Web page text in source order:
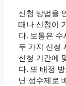
신청 방법을
때나 신청이
다. 보통은
두 가지 신청
신청 기간에
다. 또 배정
닌 점수제로